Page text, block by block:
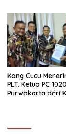
Barat
Kang Cucu
PLT. Ketua PC
Purwakarta dari